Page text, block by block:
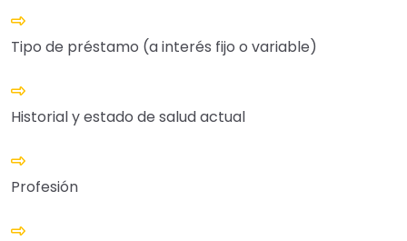
Tipo de préstamo (a interés fijo o variable)
Historial y estado de salud actual
Profesión